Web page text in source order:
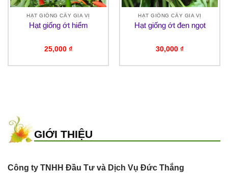
HẠT GIỐNG CÂY GIA VỊ
Hạt giống ớt hiểm
25,000 ₫
HẠT GIỐNG CÂY GIA VỊ
Hạt giống ớt đen ngọt
30,000 ₫
GIỚI THIỆU
Công ty TNHH Đầu Tư và Dịch Vụ Đức Thắng